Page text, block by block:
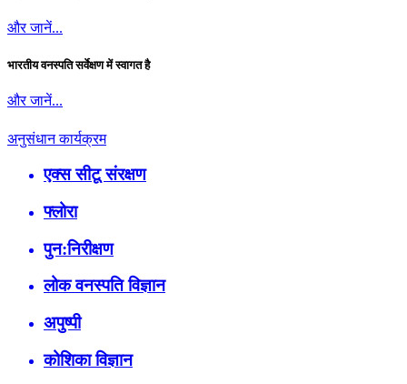
और जानें...
भारतीय वनस्पति सर्वेक्षण में स्वागत है
और जानें...
अनुसंधान कार्यक्रम
एक्स सीटू संरक्षण
फ्लोरा
पुन:निरीक्षण
लोक वनस्पति विज्ञान
अपुष्पी
कोशिका विज्ञान